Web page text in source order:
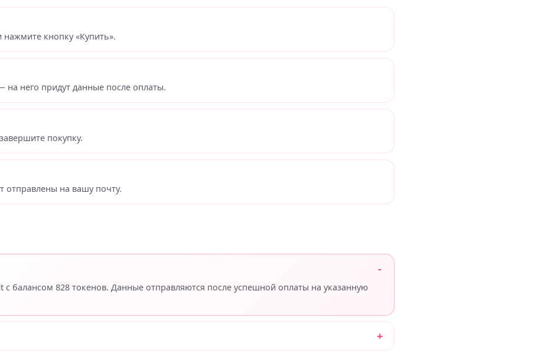
кнопку «Купить».
него придут данные после оплаты.
покупку.
отправлены на вашу почту.
с балансом 828 токенов. Данные отправляются после успешной оплаты на указанную